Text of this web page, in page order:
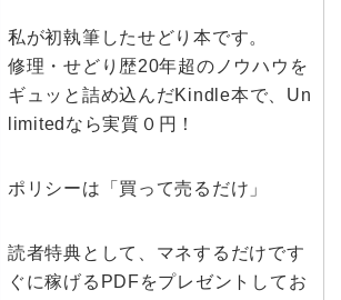
私が初執筆したせどり本です。
修理・せどり歴20年超のノウハウを
ギュッと詰め込んだKindle本で、Un
limitedなら実質０円！
ポリシーは「買って売るだけ」
読者特典として、マネするだけです
ぐに稼げるPDFをプレゼントしてお